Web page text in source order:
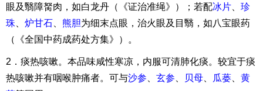
眼及翳障胬肉，如白龙丹（《证治准绳》）；若配冰片
珍
珠
炉甘石 熊胆为细末点眼，治火眼及目翳，如八宝眼药
（《全国中药成药处方集》）。
2．痰热咳嗽。本品味咸性寒凉，内服可清肺化痰。较宜于痰
热咳嗽并有咽喉肿痛者。可与沙参 玄参 贝母 瓜蒌
黄